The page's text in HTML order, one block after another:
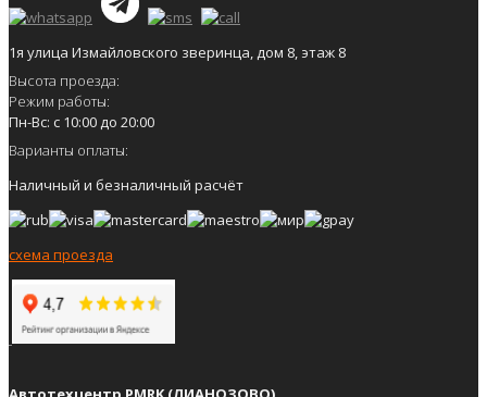
1я улица Измайловского зверинца, дом 8, этаж 8
Высота проезда:
Режим работы:
Пн-Вс: с 10:00 до 20:00
Варианты оплаты:
Наличный и безналичный расчёт
схема проезда